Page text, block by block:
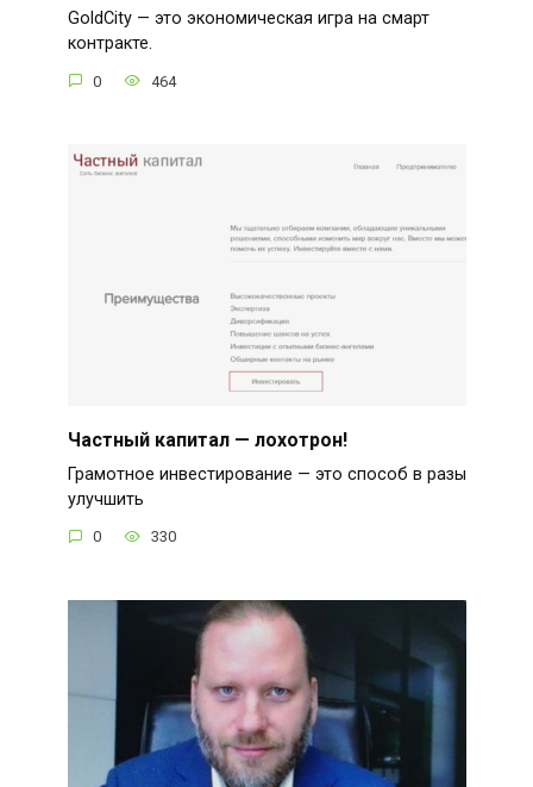
GoldCity — это экономическая игра на смарт
контракте.
0 464
Частный капитал — лохотрон!
Грамотное инвестирование — это способ в разы
улучшить
0 330